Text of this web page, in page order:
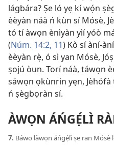
lágbára? Ṣe ló yẹ kí wọ́n
èèyàn náà ń kùn sí Mósè,
tó tí àwọn ènìyàn yìí yóò
(Núm. 14:​2, 11) Kò sí àní-
èèyàn rẹ̀, ó sì yan Mósè,
ṣojú òun. Torí náà, táwọn
sáwọn ọkùnrin yẹn,
ń ṣègbọràn sí.
ÀWỌN ÁŃGẸ́LÌ
7. Báwo làwọn áńgẹ́lì ṣe ran Mósè